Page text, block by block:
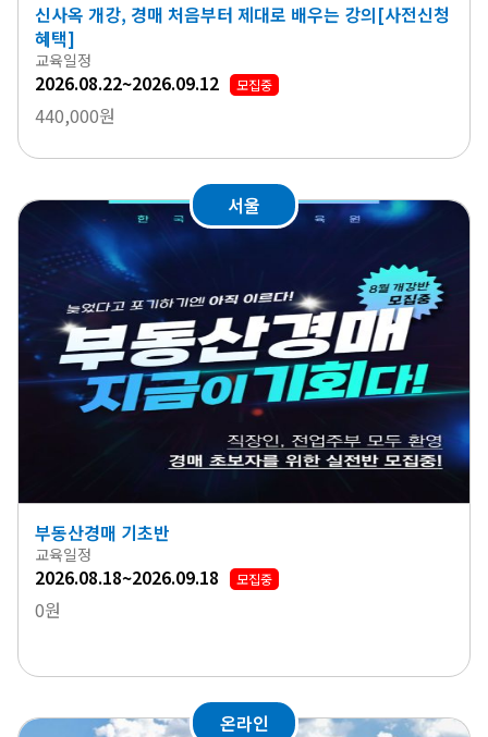
신사옥 개강, 경매 처음부터 제대로 배우는 강의[사전신청
혜택]
교육일정
2026.08.22~2026.09.12 모집중
440,000원
서울
부동산경매 기초반
교육일정
2026.08.18~2026.09.18 모집중
0원
온라인